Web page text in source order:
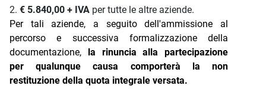
2. € 5.840,00 + IVA per tutte le altre aziende.
Per tali aziende, a seguito dell'ammissione al
percorso e successiva formalizzazione della
documentazione,
la rinuncia alla partecipazione
per qualunque causa comporterà la non
restituzione della quota integrale versata.